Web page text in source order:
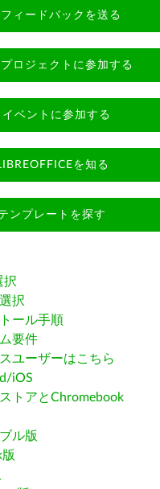
フィードバックを送る
プロジェクトに参加する
イベントに参加する
を知る
ンプレートを探す
択
択
ール手順
要件
ユーザーはこちら
iOS
トアとChromebook
ル版